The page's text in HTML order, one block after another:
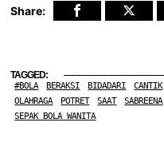
Share:
TAGGED:
#BOLA BERAKSI BIDADARI CANTIK
OLAHRAGA
POTRET SAAT SABREENA
SEPAK BOLA WANITA